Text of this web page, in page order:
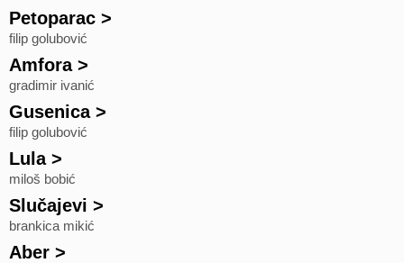
Petoparac >
filip golubović
Amfora>
gradimir ivanić
Gusenica>
filip golubović
Lula>
miloš bobić
Slučajevi >
brankica mikić
Aber >